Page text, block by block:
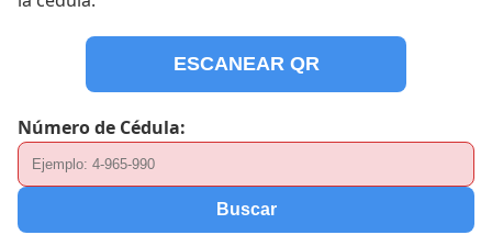
ESCANEAR QR
Número de Cédula:
Buscar